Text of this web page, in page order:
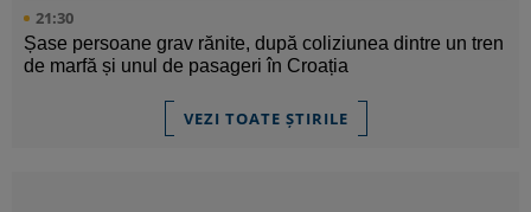
21:30
Șase persoane grav rănite, după coliziunea dintre un tren
de marfă și unul de pasageri în Croația
VEZI TOATE ȘTIRILE